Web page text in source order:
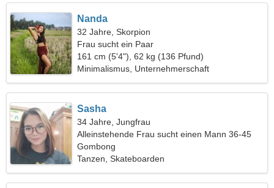
Nanda
32 Jahre, Skorpion
Frau sucht ein Paar
161 cm (5'4"), 62 kg (136 Pfund)
Minimalismus, Unternehmerschaft
Sasha
34 Jahre, Jungfrau
Alleinstehende Frau sucht einen Mann 36-45
Gombong
Tanzen, Skateboarden